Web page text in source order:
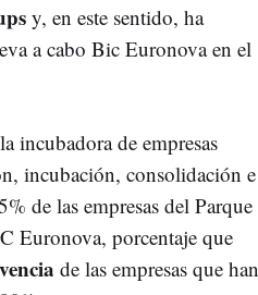
y, en este sentido, ha
a cabo Bic Euronova en el
incubadora de empresas
incubación, consolidación e
de las empresas del Parque
Euronova, porcentaje que
de las empresas que han